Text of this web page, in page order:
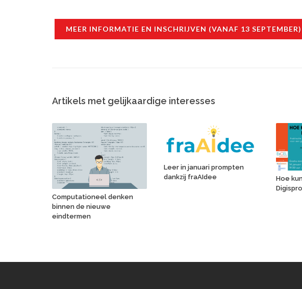
MEER INFORMATIE EN INSCHRIJVEN (VANAF 13 SEPTEMBER)
Artikels met gelijkaardige interesses
Computationeel denken
binnen de nieuwe
eindtermen
Leer in januari prompten
dankzij fraAIdee
Hoe